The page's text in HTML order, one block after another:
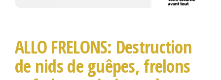
ALLO FRELONS: Destruction
de nids de guêpes, frelons